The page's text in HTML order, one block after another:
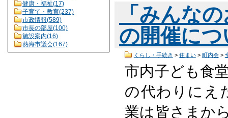
健康・福祉(17)
子育て・教育(237)
市政情報(589)
市長の部屋(100)
施設案内(16)
熱海市議会(167)
「みんな
の開催に
くらし・手続き > 住まい> 町内会>
市内子ども食
の代わりにえ
業は皆さまか